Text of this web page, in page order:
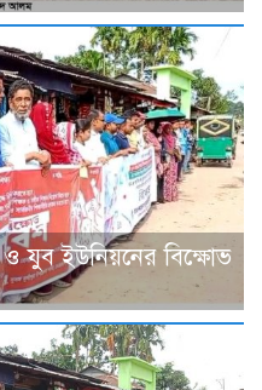
ও যুব ইউনিয়নের বিক্ষোভ